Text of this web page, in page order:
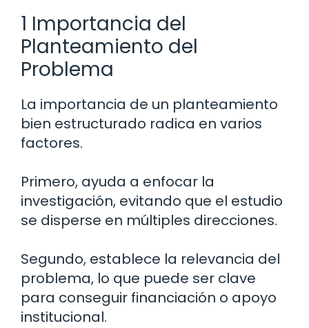
1 Importancia del
Planteamiento del
Problema
La importancia de un planteamiento
bien estructurado radica en varios
factores.
Primero, ayuda a enfocar la
investigación, evitando que el estudio
se disperse en múltiples direcciones.
Segundo, establece la relevancia del
problema, lo que puede ser clave
para conseguir financiación o apoyo
institucional.